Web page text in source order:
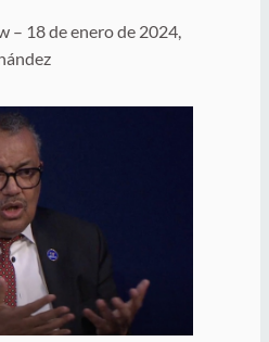
– 18 de enero de 2024,